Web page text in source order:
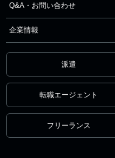
Q&A・お問い合わせ
企業情報
派遣
転職エージェント
フリーランス